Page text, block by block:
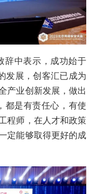
中表示，成功始于
发展，创客汇已成为
产业创新发展，做出
都是有责任心，有使
程师，在人才和政策
定能够取得更好的成